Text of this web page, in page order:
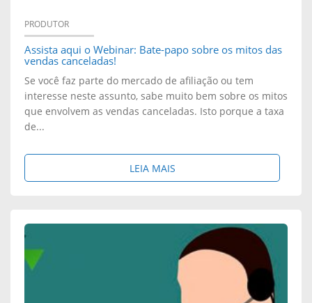
PRODUTOR
Assista aqui o Webinar: Bate-papo sobre os mitos das
vendas canceladas!
Se você faz parte do mercado de afiliação ou tem
interesse neste assunto, sabe muito bem sobre os mitos
que envolvem as vendas canceladas. Isto porque a taxa
de...
LEIA MAISS
B
R
E